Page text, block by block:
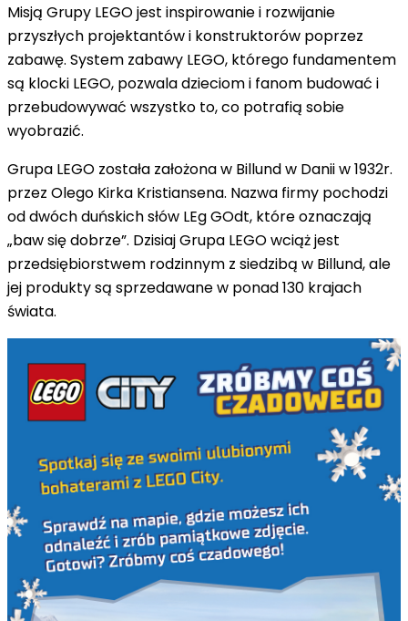
Misją Grupy LEGO jest inspirowanie i rozwijanie
przyszłych projektantów i konstruktorów poprzez
zabawę. System zabawy LEGO, którego fundamentem
są klocki LEGO, pozwala dzieciom i fanom budować i
przebudowywać wszystko to, co potrafią sobie
wyobrazić.
Grupa LEGO została założona w Billund w Danii w 1932r.
przez Olego Kirka Kristiansena. Nazwa firmy pochodzi
od dwóch duńskich słów LEg GOdt, które oznaczają
„baw się dobrze”. Dzisiaj Grupa LEGO wciąż jest
przedsiębiorstwem rodzinnym z siedzibą w Billund, ale
jej produkty są sprzedawane w ponad 130 krajach
świata.